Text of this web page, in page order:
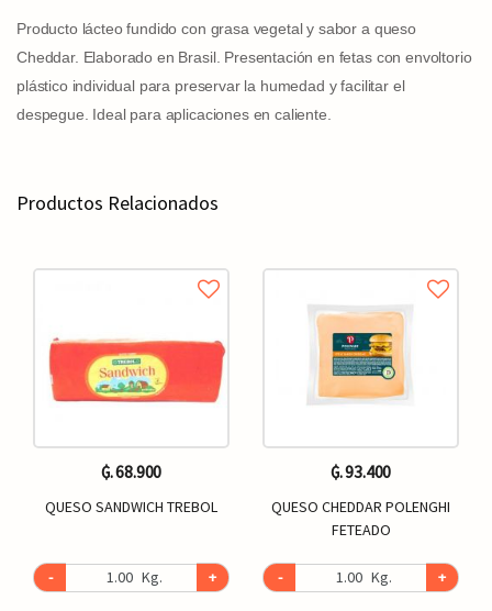
Producto lácteo fundido con grasa vegetal y sabor a queso
Cheddar. Elaborado en Brasil. Presentación en fetas con envoltorio
plástico individual para preservar la humedad y facilitar el
despegue. Ideal para aplicaciones en caliente.
Productos Relacionados
₲. 68.900
QUESO SANDWICH TREBOL
- Kg. +
₲. 93.400
QUESO CHEDDAR POLENGHI
FETEADO
- Kg. +